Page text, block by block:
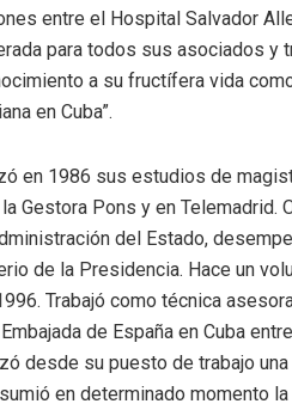
entre el Hospital Salvador
para todos sus asociados y
a su fructífera vida
en Cuba”.
en 1986 sus estudios de
Gestora Pons y en Telemadrid.
del Estado,
de la Presidencia. Hace un
Trabajó como técnica
de España en Cuba
desde su puesto de trabajo
en determinado momento